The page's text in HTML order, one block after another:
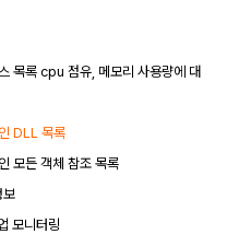
목록 cpu 점유, 메모리 사용량에 대
DLL 목록
모든 객체 참조 목록
모니터링